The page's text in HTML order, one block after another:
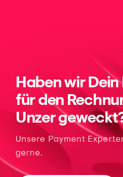
Haben wir Dein
für den
Unzer
Unsere Payment
gerne.